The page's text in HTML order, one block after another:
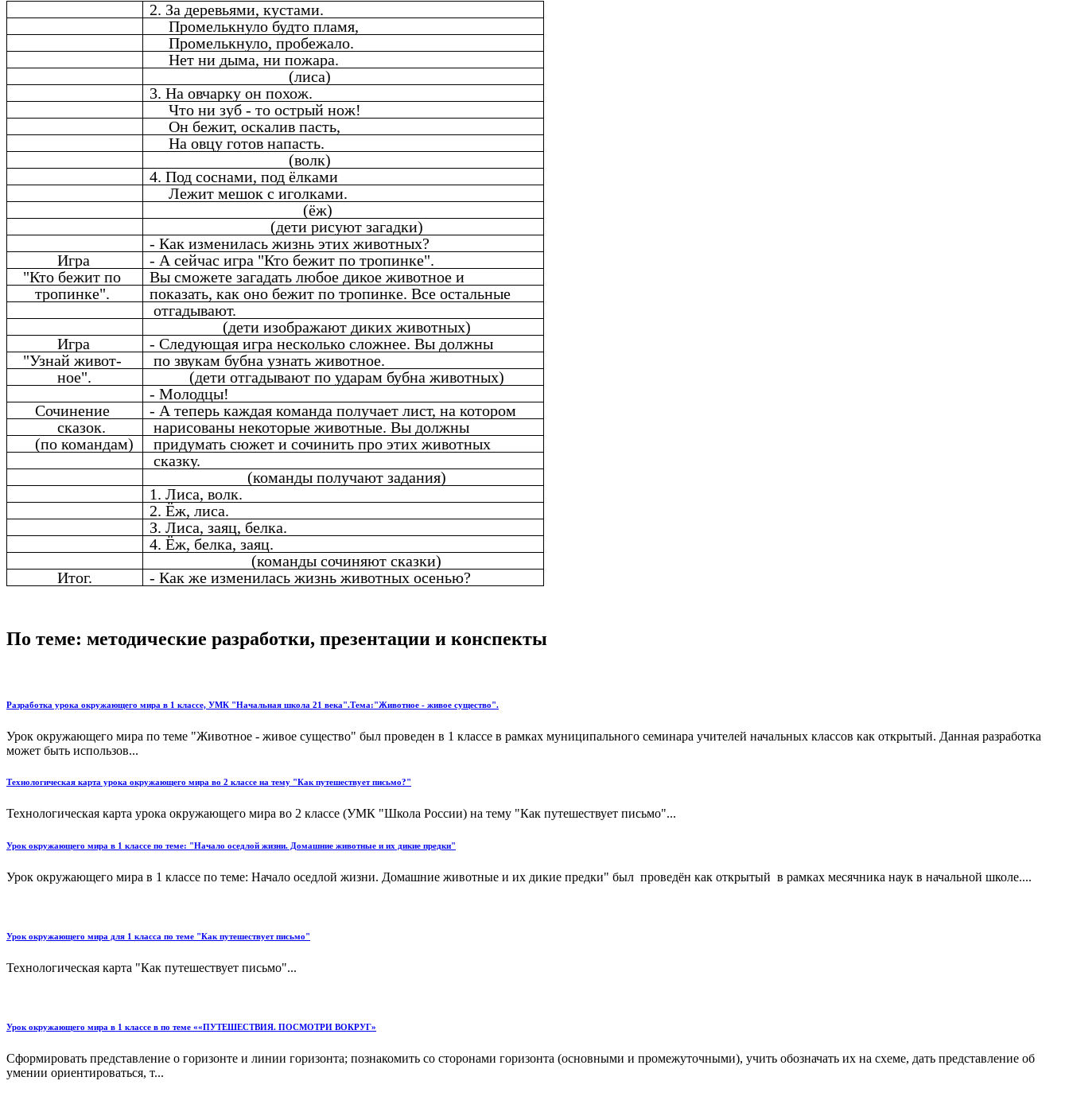
2. За деревьями, кустами.
Промелькнуло будто пламя,
Промелькнуло, пробежало.
Нет ни дыма, ни пожара.
(лиса)
3. На овчарку он похож.
Что ни зуб - то острый нож!
Он бежит, оскалив пасть,
На овцу готов напасть.
(волк)
4. Под соснами, под ёлками
Лежит мешок с иголками.
(ёж)
(дети рисуют загадки)
- Как изменилась жизнь этих животных?
Игра
- А сейчас игра "Кто бежит по тропинке".
"Кто бежит по
Вы сможете загадать любое дикое животное и
тропинке".
показать, как оно бежит по тропинке. Все остальные
отгадывают.
(дети изображают диких животных)
Игра
- Следующая игра несколько сложнее. Вы должны
"Узнай живот-
по звукам бубна узнать животное.
ное".
(дети отгадывают по ударам бубна животных)
- Молодцы!
Сочинение
- А теперь каждая команда получает лист, на котором
сказок.
нарисованы некоторые животные. Вы должны
(по командам)
придумать сюжет и сочинить про этих животных
сказку.
(команды получают задания)
1. Лиса, волк.
2. Ёж, лиса.
З. Лиса, заяц, белка.
4. Ёж, белка, заяц.
(команды сочиняют сказки)
Итог.
- Как же изменилась жизнь животных осенью?
По теме: методические разработки, презентации и конспекты
Разработка урока окружающего мира в 1 классе, УМК "Начальная школа 21 века".Тема:"Животное - живое существо".
Урок окружающего мира по теме "Животное - живое существо" был проведен в 1 классе в рамках муниципального семинара учителей начальных классов как открытый. Данная разработка
может быть использов...
Технологическая карта урока окружающего мира во 2 классе на тему "Как путешествует письмо?"
Технологическая карта урока окружающего мира во 2 классе (УМК "Школа России) на тему "Как путешествует письмо"...
Урок окружающего мира в 1 классе по теме: "Начало оседлой жизни. Домашние животные и их дикие предки"
Урок окружающего мира в 1 классе по теме: Начало оседлой жизни. Домашние животные и их дикие предки" был проведён как открытый в рамках месячника наук в начальной школе....
Урок окружающего мира для 1 класса по теме "Как путешествует письмо"
Технологическая карта "Как путешествует письмо"...
Урок окружающего мира в 1 классе в по теме ««ПУТЕШЕСТВИЯ. ПОСМОТРИ ВОКРУГ»
Сформировать представление о горизонте и линии горизонта; познакомить со сторонами горизонта (основными и промежуточными), учить обозначать их на схеме, дать представление об
умении ориентироваться, т...